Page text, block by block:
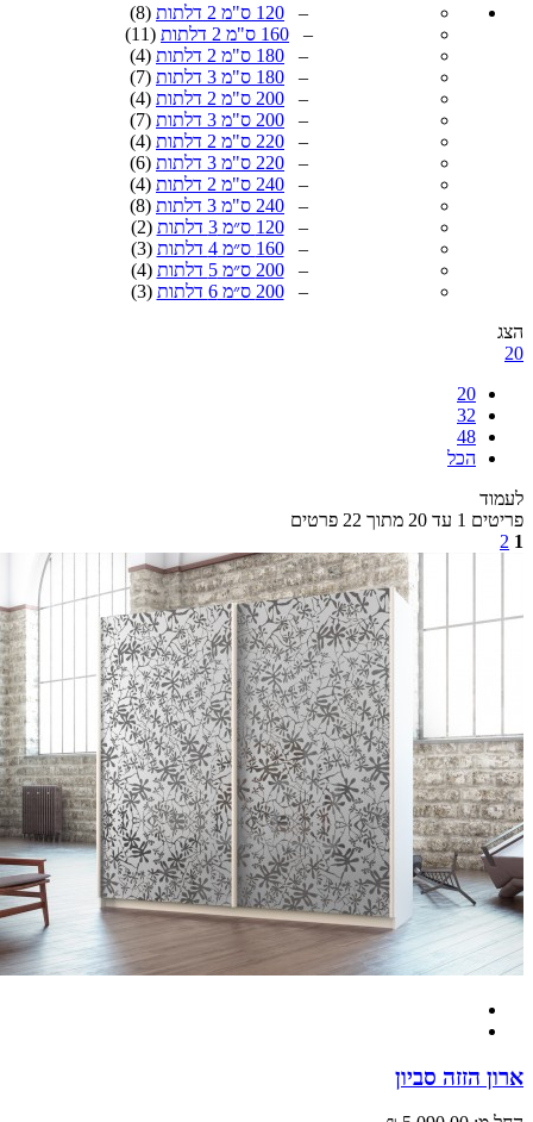
120 ס"מ 2 דלתות
(8)
160 ס"מ 2 דלתות
(11)
180 ס"מ 2 דלתות
(4)
180 ס"מ 3 דלתות
(7)
200 ס"מ 2 דלתות
(4)
200 ס"מ 3 דלתות
(7)
220 ס"מ 2 דלתות
(4)
220 ס"מ 3 דלתות
(6)
240 ס"מ 2 דלתות
(4)
240 ס"מ 3 דלתות
(8)
120 ס״מ 3 דלתות
(2)
160 ס״מ 4 דלתות
(3)
200 ס״מ 5 דלתות
(4)
200 ס״מ 6 דלתות (3)
הכל
22 פרטים
הזזה סביון